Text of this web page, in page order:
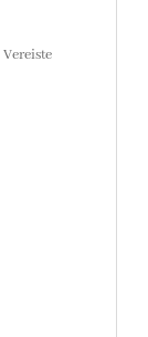
Vereiste